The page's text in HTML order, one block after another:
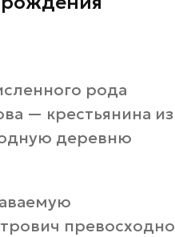
рода
— крестьянина из
деревню
превосходно